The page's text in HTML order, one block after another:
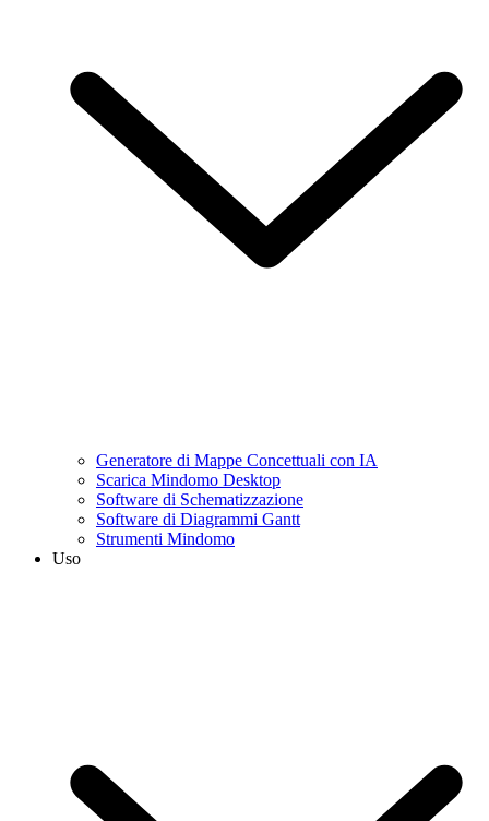
Generatore di Mappe Concettuali con IA
Scarica Mindomo Desktop
Software di Schematizzazione
Software di Diagrammi Gantt
Strumenti Mindomo
Uso